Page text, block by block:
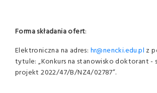
Forma składania ofert:
Elektroniczna na adres: hr@nencki.edu.pl z
tytule: „Konkurs na stanowisko doktorant -
projekt 2022/47/B/NZ4/02787”.